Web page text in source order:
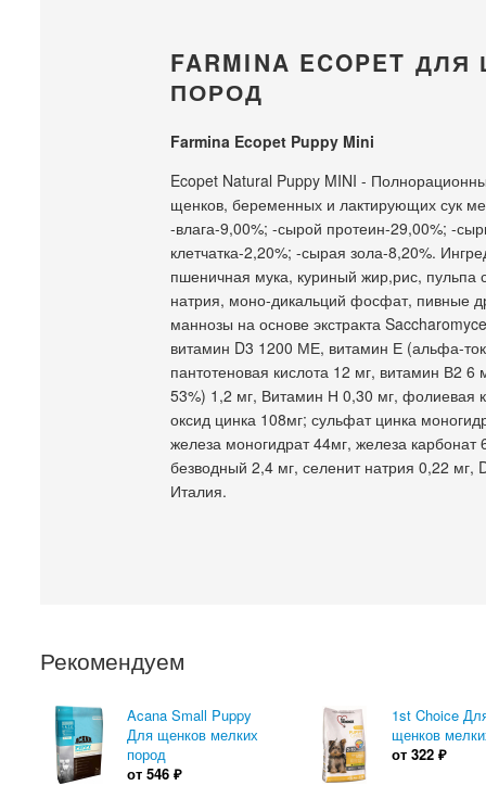
FARMINA ECOPET
ПОРОД
Farmina Ecopet Puppy Mini
Ecopet Natural Puppy MINI -
щенков, беременных и лактирующих сук
-влага-9,00%; -сырой протеин-29,00%; -
клетчатка-2,20%; -сырая зола-8,20%.
пшеничная мука, куриный жир,рис, пульпа
натрия, моно-дикальций фосфат, пивные
маннозы на основе экстракта
витамин D3 1200 МЕ, витамин Е (альфа-
пантотеновая кислота 12 мг, витамин В2
53%) 1,2 мг, Витамин Н 0,30 мг, фолиевая
оксид цинка 108мг; сульфат цинка
железа моногидрат 44мг, железа
безводный 2,4 мг, селенит натрия 0,22
Италия.
Рекомендуем
Acana Small Puppy
Для щенков мелких
пород
от 546 ₽
1st Choice
щенков
от322 ₽